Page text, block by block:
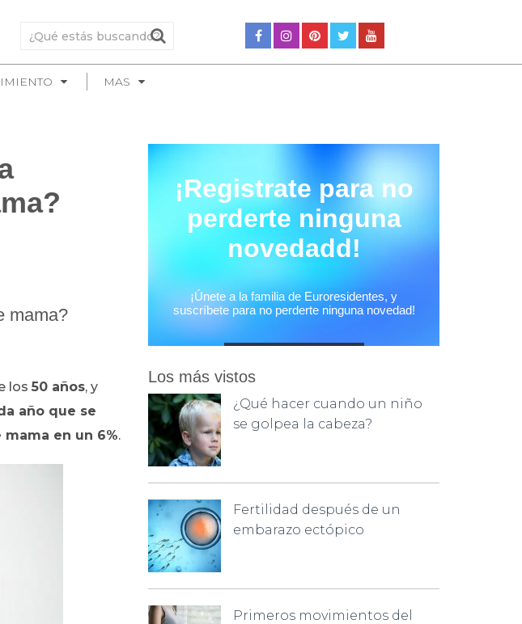
MAS
mama?
los 50 años, y
año que se
en un 6%.
Los más vistos
¿Qué hacer cuando un niño
se golpea la cabeza?
Fertilidad después de un
embarazo ectópico
Primeros movimientos del